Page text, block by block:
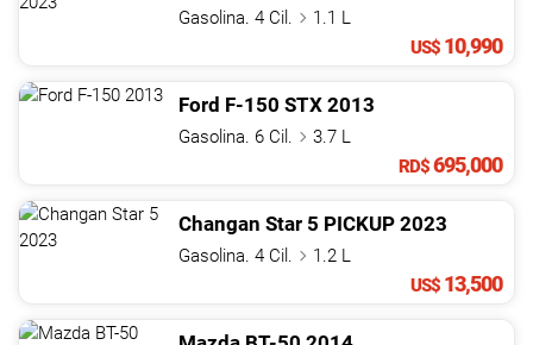
Gasolina. 4 Cil.
1.1 L
US$ 10,990
Ford F-150 STX 2013
Gasolina. 6 Cil.
3.7 L
RD$695,000
Changan Star 5 PICKUP 2023
Gasolina. 4 Cil.
1.2 L
US$ 13,500